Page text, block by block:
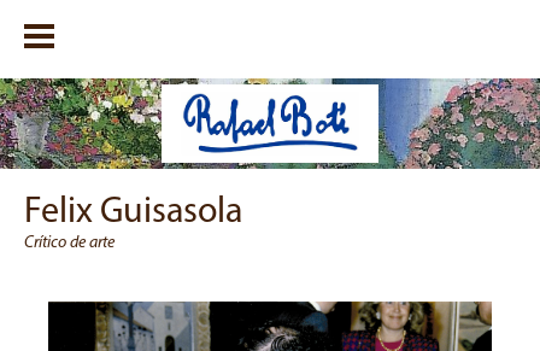
Felix Guisasola
Crítico de arte